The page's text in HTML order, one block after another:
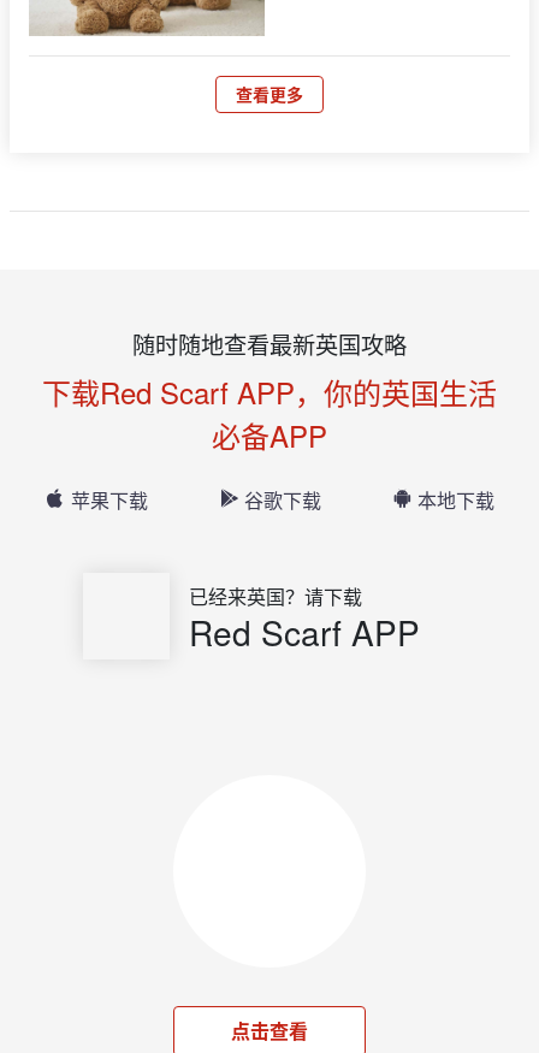
查看更多
随时随地查看最新英国攻略
下载Red Scarf APP，你的英国生活
必备APP
苹果下载 谷歌下载 本地下载
已经来英国？请下载
Red Scarf APP
点击查看